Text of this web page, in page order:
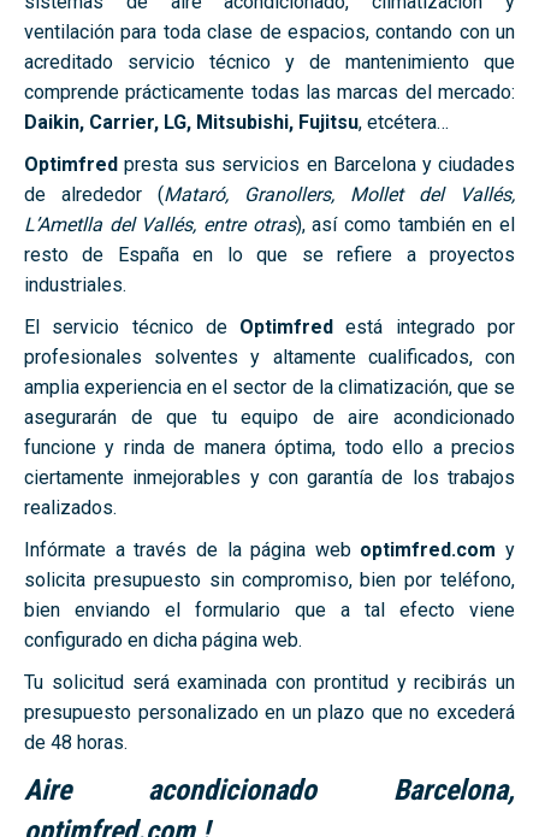
ventilación para toda clase de espacios, contando con un
acreditado servicio técnico y de mantenimiento que
comprende prácticamente todas las marcas del mercado:
Daikin, Carrier, LG, Mitsubishi, Fujitsu, etcétera…
Optimfred presta sus servicios en Barcelona y ciudades
de alrededor (Mataró, Granollers, Mollet del Vallés,
L’Ametlla del Vallés, entre otras), así como también en el
resto de España en lo que se refiere a proyectos
industriales.
El servicio técnico de Optimfred está integrado por
profesionales solventes y altamente cualificados, con
amplia experiencia en el sector de la climatización, que se
asegurarán de que tu equipo de aire acondicionado
funcione y rinda de manera óptima, todo ello a precios
ciertamente inmejorables y con garantía de los trabajos
realizados.
Infórmate a través de la página web optimfred.com y
solicita presupuesto sin compromiso, bien por teléfono,
bien enviando el formulario que a tal efecto viene
configurado en dicha página web.
Tu solicitud será examinada con prontitud y recibirás un
presupuesto personalizado en un plazo que no excederá
de 48 horas.
Aire acondicionado Barcelona,